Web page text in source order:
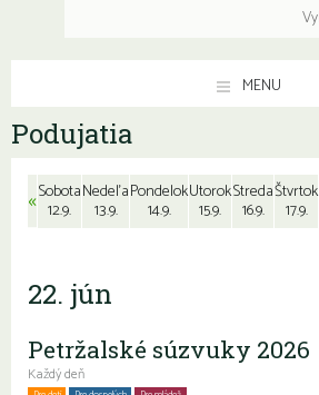
MENU
Podujatia
«Sobota
12.9.
Nedeľa
13.9.
Pondelok
14.9.
Utorok
15.9.
Streda
16.9.
Štvrtok
17.9.
22. jún
Petržalské súzvuky 2026
Každý deň